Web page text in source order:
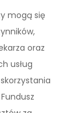
mogą się
oraz
usług